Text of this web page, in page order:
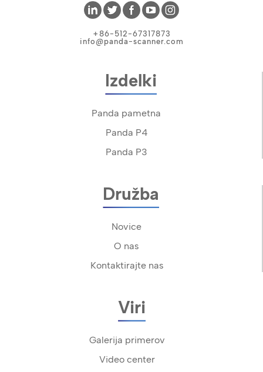
+86-512-67317873
info@panda-scanner.com
Izdelki
Panda pametna
Panda P4
Panda P3
Družba
Novice
O nas
Kontaktirajte nas
Viri
Galerija primerov
Video center